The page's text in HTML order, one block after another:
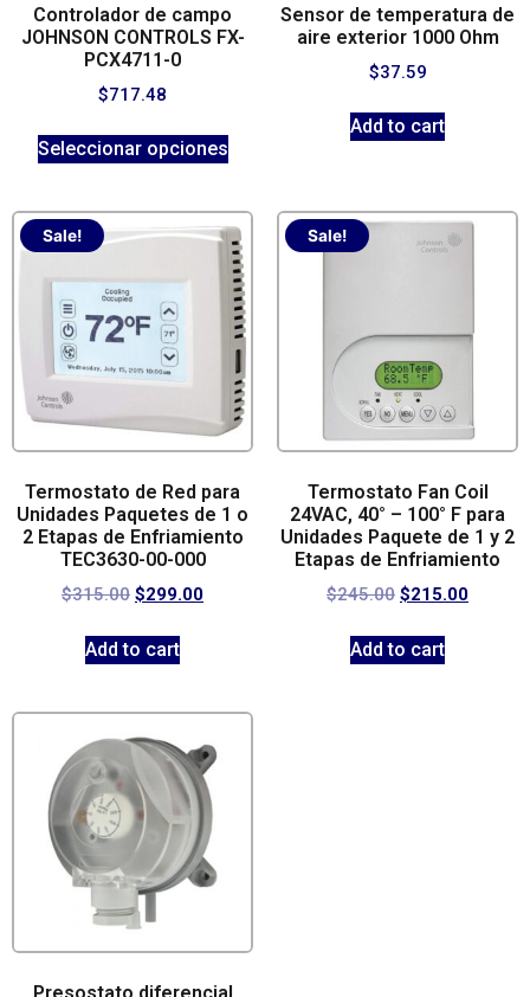
Controlador de campo
JOHNSON CONTROLS FX-
PCX4711-0
$717.48
Seleccionar opciones
Sensor de temperatura de
aire exterior 1000 Ohm
$37.59
Add to cart
Sale!
Termostato de Red para
Unidades Paquetes de 1 o
2 Etapas de Enfriamiento
TEC3630-00-000
$315.00 $299.00
Add to cart
Sale!
Termostato Fan Coil
24VAC, 40° – 100° F para
Unidades Paquete de 1 y 2
Etapas de Enfriamiento
$245.00 $215.00
Add to cart